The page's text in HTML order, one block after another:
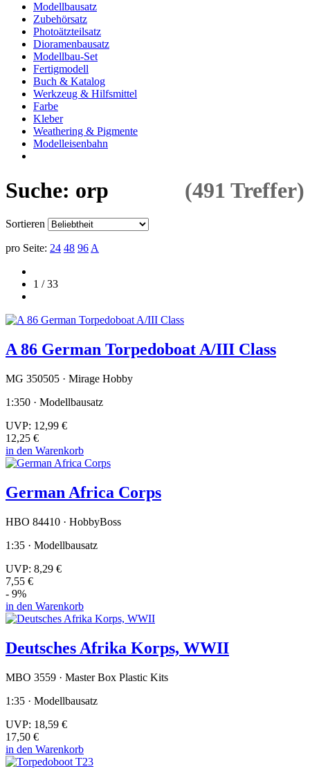
Modellbausatz
Zubehörsatz
Photoätzteilsatz
Dioramenbausatz
Modellbau-Set
Fertigmodell
Buch & Katalog
Werkzeug & Hilfsmittel
Farbe
Kleber
Weathering & Pigmente
Modelleisenbahn
Suche: orp (491 Treffer)
Sortieren
pro Seite: 24 48 96 A
1 / 33
A 86 German Torpedoboat A/III Class
MG 350505 · Mirage Hobby
1:350 · Modellbausatz
UVP: 12,99 €
12,25 €
in den Warenkorb
German Africa Corps
HBO 84410 · HobbyBoss
1:35 · Modellbausatz
UVP: 8,29 €
7,55 €
- 9%
in den Warenkorb
Deutsches Afrika Korps, WWII
MBO 3559 · Master Box Plastic Kits
1:35 · Modellbausatz
UVP: 18,59 €
17,50 €
in den Warenkorb